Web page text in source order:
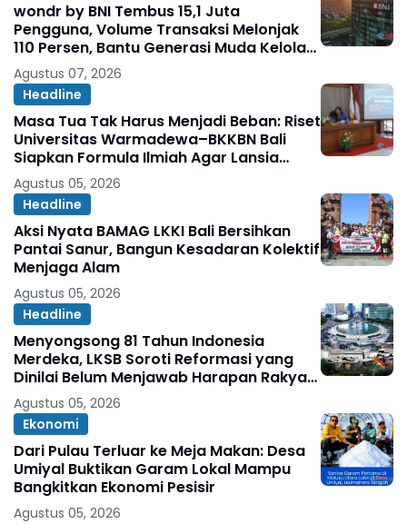
wondr by BNI Tembus 15,1 Juta
Pengguna, Volume Transaksi Melonjak
110 Persen, Bantu Generasi Muda Kelola
Keuangan hingga Persiapkan Masa
Depan.
Agustus 07, 2026
Headline
Masa Tua Tak Harus Menjadi Beban: Riset
Universitas Warmadewa–BKKBN Bali
Siapkan Formula Ilmiah Agar Lansia
Tetap Sehat, Bahagia, dan Produktif
Agustus 05, 2026
Headline
Aksi Nyata BAMAG LKKI Bali Bersihkan
Pantai Sanur, Bangun Kesadaran Kolektif
Menjaga Alam
Agustus 05, 2026
Headline
Menyongsong 81 Tahun Indonesia
Merdeka, LKSB Soroti Reformasi yang
Dinilai Belum Menjawab Harapan Rakyat
Oleh: Abdul Ghopur
Agustus 05, 2026
Ekonomi
Dari Pulau Terluar ke Meja Makan: Desa
Umiyal Buktikan Garam Lokal Mampu
Bangkitkan Ekonomi Pesisir
Agustus 05, 2026